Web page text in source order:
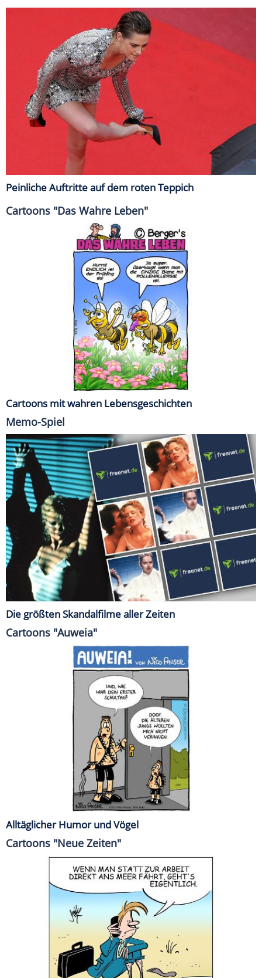
Peinliche Auftritte auf dem roten Teppich
Cartoons "Das Wahre Leben"
Cartoons mit wahren Lebensgeschichten
Memo-Spiel
Die größten Skandalfilme aller Zeiten
Cartoons "Auweia"
Alltäglicher Humor und Vögel
Cartoons "Neue Zeiten"